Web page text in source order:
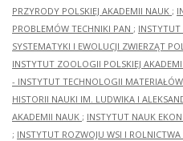
PRZYRODY POLSKIEJ AKADEMII NAUK ;
PROBLEMÓW TECHNIKI PAN ; INSTYTUT
SYSTEMATYKI I EWOLUCJI ZWIERZĄT
INSTYTUT ZOOLOGII POLSKIEJ
- INSTYTUT TECHNOLOGII
HISTORII NAUKI IM. LUDWIKA I
AKADEMII NAUK ; INSTYTUT NAUK
; INSTYTUT ROZWOJU WSI I